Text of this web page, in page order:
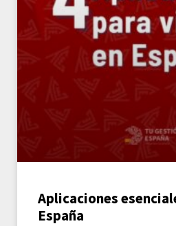
Aplicaciones
España